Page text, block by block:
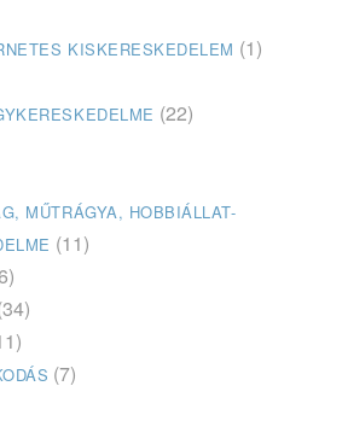
KISKERESKEDELEM (1)
(22)
MŰTRÁGYA, HOBBIÁLLAT-
(11)
(7)